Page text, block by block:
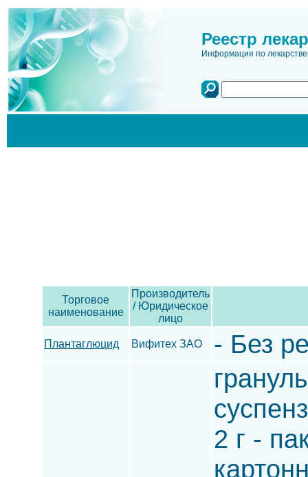
Реестр
Информация по
Торговое
наименование
Производитель
/ Юридическое
лицо
Плантаглюцид Вифитех ЗАО - Без
2 г -